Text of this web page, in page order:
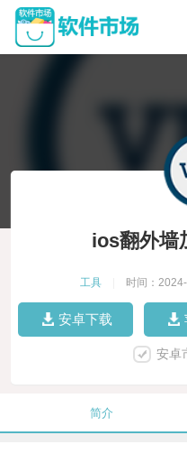
ios翻外墙
工具 时间：
安卓下载
安卓
简介